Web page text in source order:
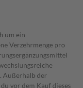
um ein
Verzehrmenge pro
Außerhalb der
vor dem Kauf dieses